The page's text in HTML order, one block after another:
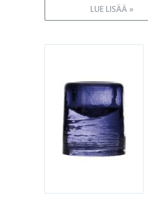
LUE LISÄÄ »